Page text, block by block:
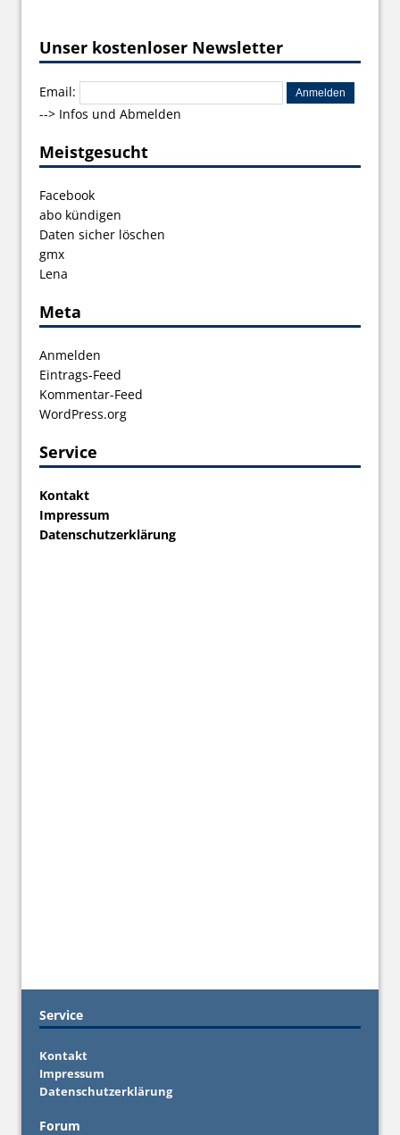
Unser kostenloser Newsletter
Email:
--> Infos und Abmelden
Meistgesucht
Facebook
abo kündigen
Daten sicher löschen
gmx
Lena
Meta
Anmelden
Eintrags-Feed
Kommentar-Feed
WordPress.org
Service
Kontakt
Impressum
Datenschutzerklärung
Service
Kontakt
Impressum
Datenschutzerklärung
Forum